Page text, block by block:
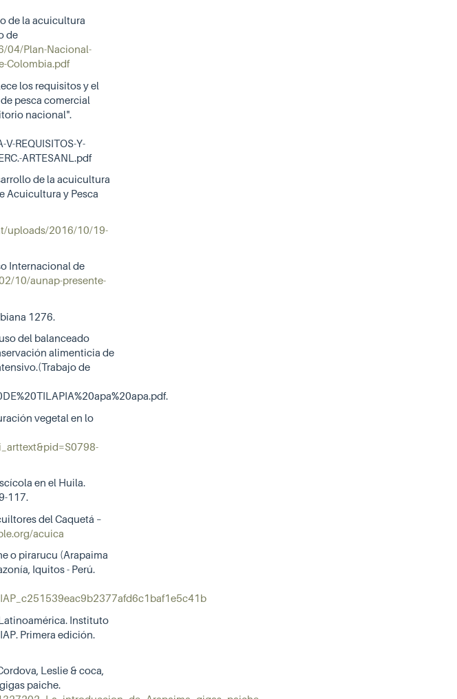
de la acuicultura
de
04/Plan-Nacional-
Colombia.pdf
los requisitos y el
pesca comercial
nacional".
REQUISITOS-Y-
ARTESANL.pdf
de la acuicultura
Acuicultura y Pesca
uploads/2016/10/19-
Internacional de
10/aunap-presente-
1276.
del balanceado
alimenticia de
de
vegetal en lo
en el Huila.
117.
del Caquetá –
acuica
o pirarucu (Arapaima
Iquitos - Perú.
Instituto
Primera edición.
Leslie & coca,
paiche.